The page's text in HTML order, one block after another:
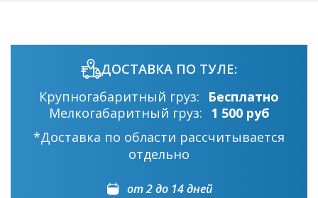
ДОСТАВКА ПО ТУЛЕ:
Крупногабаритный груз:
Бесплатно
Мелкогабаритный груз: 1 500 руб
*Доставка по области рассчитывается
отдельно
от 2 до 14 дней